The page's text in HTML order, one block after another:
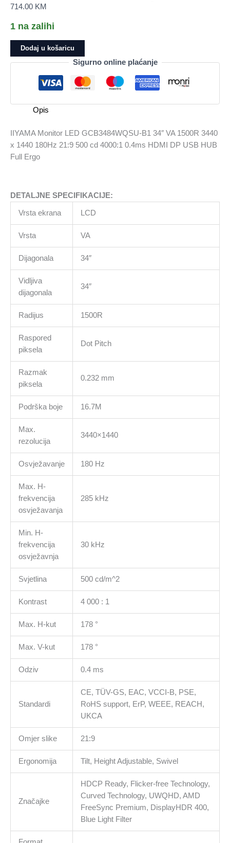
714.00 KM
1 na zalihi
IIYAMA
Monitor
GCB3484WQSU-
34"
1500R
3440
x
500
4000:1
0.4ms
HDMI
DP
USB
HUB
Full
Ergo
količina
Dodaj u košaricu
Sigurno online plaćanje
Opis
IIYAMA Monitor LED GCB3484WQSU-B1 34″ VA 1500R 3440
x 1440 180Hz 21:9 500 cd 4000:1 0.4ms HDMI DP USB HUB
Full Ergo
DETALJNE SPECIFIKACIJE:
Vrsta ekrana LCD
Vrsta VA
Dijagonala 34″
Vidljiva
dijagonala
34″
Radijus 1500R
Raspored
piksela
Dot Pitch
Razmak
piksela
0.232 mm
Podrška boje 16.7M
Max.
rezolucija
3440×1440
Osvježavanje 180 Hz
Max. H-
frekvencija
osvježavanja
285 kHz
Min. H-
frekvencija
osvježavnja
30 kHz
Svjetlina 500 cd/m^2
Kontrast 4 000 : 1
Max. H-kut 178 °
Max. V-kut 178 °
Odziv 0.4 ms
Standardi
CE, TÜV-GS, EAC, VCCI-B, PSE,
RoHS support, ErP, WEEE, REACH,
UKCA
Omjer slike 21:9
Ergonomija Tilt, Height Adjustable, Swivel
Značajke
HDCP Ready, Flicker-free Technology,
Curved Technology, UWQHD, AMD
FreeSync Premium, DisplayHDR 400,
Blue Light Filter